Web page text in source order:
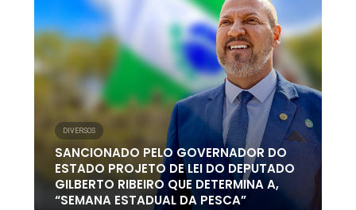
DIVERSOS
SANCIONADO PELO GOVERNADOR DO
ESTADO PROJETO DE LEI DO DEPUTADO
GILBERTO RIBEIRO QUE DETERMINA A,
“SEMANA ESTADUAL DA PESCA”